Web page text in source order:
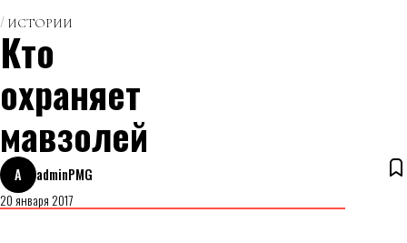
ИСТОРИИ
Кто
охраняет
мавзолей
A
adminPMG
20 января 2017